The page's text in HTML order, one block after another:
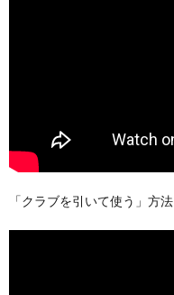
「クラブを引いて使う」方法